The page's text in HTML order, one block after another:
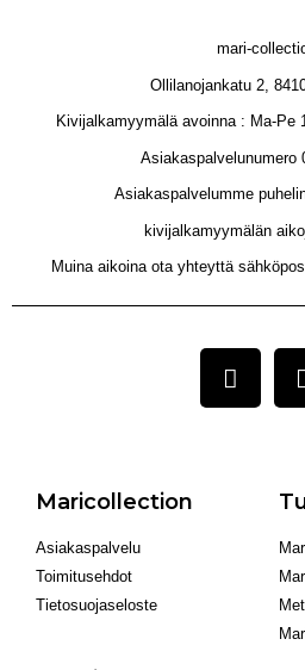
mari-
Ollilanojankatu 2,
Kivijalkamyymälä avoinna : Ma-Pe
Asiakaspalvelunumero
Asiakaspalvelumme
kivijalkamyymälän
Muina aikoina ota yhteyttä
Maricollection
Asiakaspalvelu
Toimitusehdot
Tietosuojaseloste